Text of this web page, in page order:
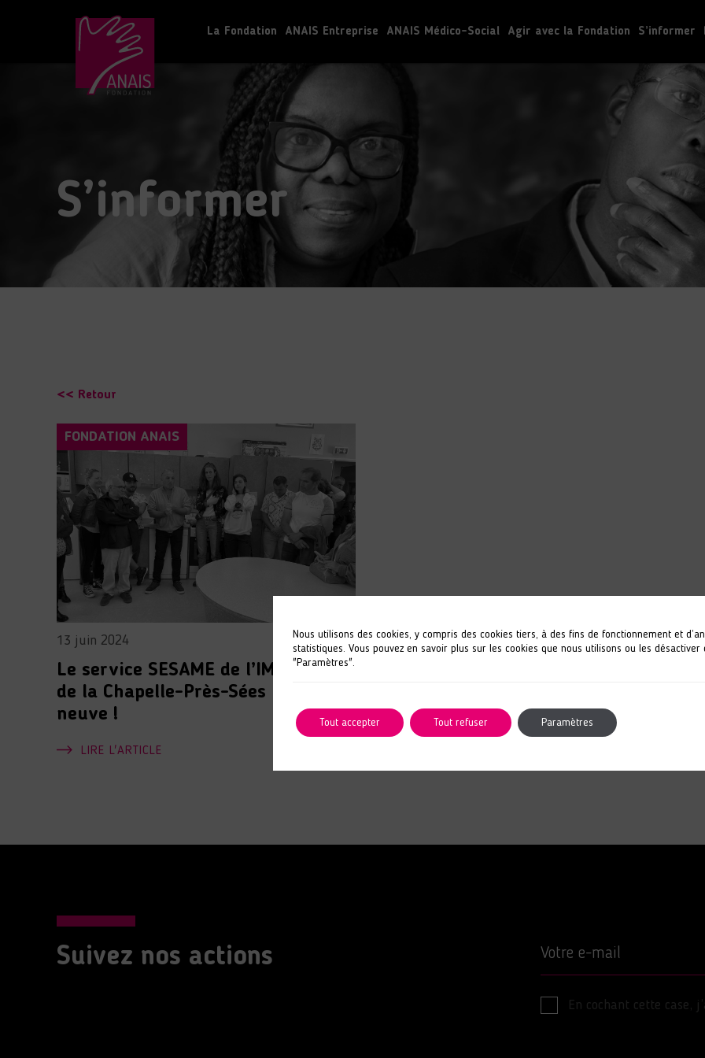
La Fondation ANAIS Entreprise ANAIS Médico-Social Agir avec la Fondation S’informer
S’informer
<< Retour
FONDATION ANAIS
13 juin 2024
Le service SESAME de l’IME ANAIS
de la Chapelle-Près-Sées fait peau
neuve !
LIRE L'ARTICLE
Suivez nos actions Votre e-mail
En cochant cette case,
Nous utilisons des cookies, y compris des cookies tiers, à des fins de fonctionnement et
statistiques. Vous pouvez en savoir plus sur les cookies que nous utilisons ou les désactiver
"Paramètres".
Tout accepter Tout refuser Paramètres